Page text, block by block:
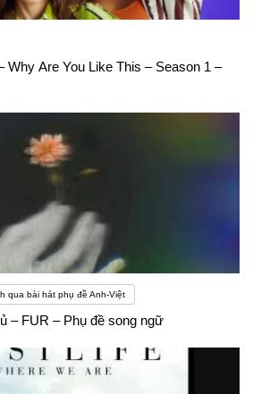
Are You Like This – Season 1 –
qua bài hát phụ đề Anh-Việt
– FUR – Phụ đề song ngữ